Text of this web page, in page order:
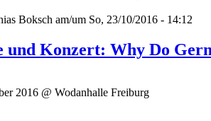
Boksch am/um So, 23/10/2016 - 14:12
Konzert: Why Do
2016 @ Wodanhalle Freiburg